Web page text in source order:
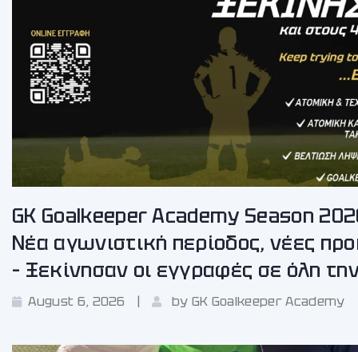
GK Goalkeeper Academy Season
Νέα αγωνιστική περίοδος, νέες
– Ξεκίνησαν οι εγγραφές σε όλη
August 6, 2026 by GK Goalkeeper Academy